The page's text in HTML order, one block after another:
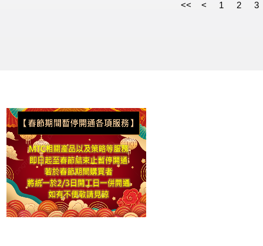
<< < 1 2 3